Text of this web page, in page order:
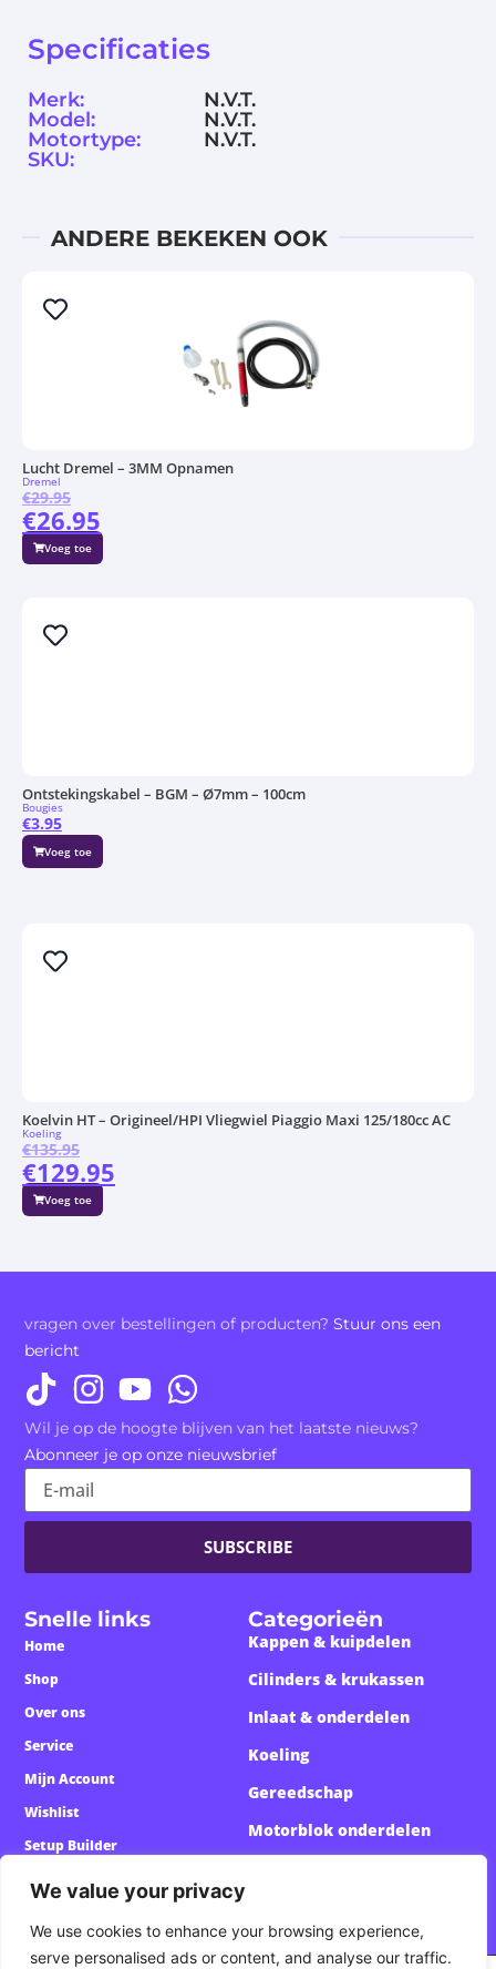
We value your privacy
We use cookies to enhance your browsing experience,
serve personalised ads or content, and analyse our traffic.
Specificaties
Merk:
N.V.T.
Model:
N.V.T.
Motortype:
N.V.T.
SKU:
ANDERE BEKEKEN OOK
Lucht Dremel – 3MM Opnamen
Dremel
Voeg toe
€29.95
€26.95
Ontstekingskabel – BGM – Ø7mm – 100cm
Bougies
Voeg toe
€3.95
Koelvin HT – Origineel/HPI Vliegwiel Piaggio Maxi 125/180cc AC
Koeling
Voeg toe
€135.95
€129.95
Snelle links
Home
Shop
Over ons
Service
Mijn Account
Wishlist
Setup Builder
Categorieën
Kappen & kuipdelen
Cilinders & krukassen
Inlaat & onderdelen
Koeling
Gereedschap
Motorblok onderdelen
vragen over bestellingen of producten?Stuur ons een
bericht
Wil je op de hoogte blijven van het laatste nieuws?
Abonneer je op onze nieuwsbrief
SUBSCRIBE